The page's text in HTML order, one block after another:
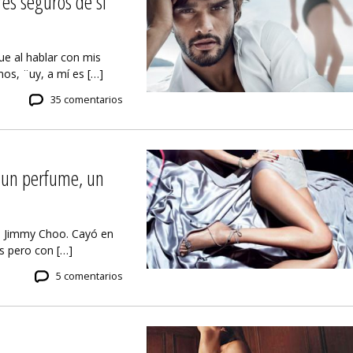
al hablar con mis
¨uy, a mí es […]
35 comentarios
perfume, un
Choo. Cayó en
pero con […]
5 comentarios